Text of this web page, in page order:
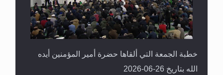
خطبة الجمعة التي ألقاها حضرة أمير المؤمنين أيده
الله بتاريخ 26-06-2026